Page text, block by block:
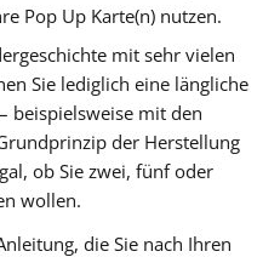
Pop Up Karte(n) nutzen.
mit sehr vielen
Sie lediglich eine längliche
beispielsweise mit den
der Herstellung
ob Sie zwei, fünf oder
wollen.
die Sie nach Ihren